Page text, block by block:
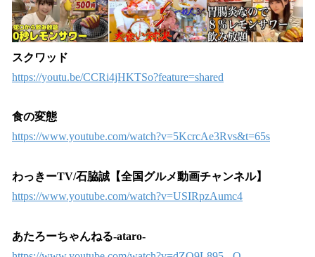
スクワッド
https://youtu.be/CCRi4jHKTSo?feature=shared
食の変態
https://www.youtube.com/watch?v=5KcrcAe3Rvs&t=65s
わっきーTV/石脇誠【全国グルメ動画チャンネル】
https://www.youtube.com/watch?v=USIRpzAumc4
あたろーちゃんねる-ataro-